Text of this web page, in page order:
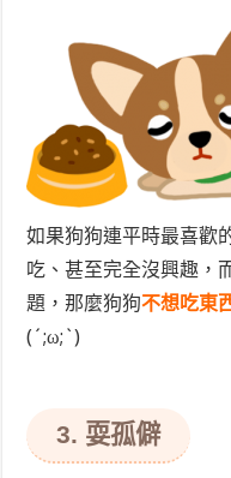
如果狗狗連平時最喜歡
吃、甚至完全沒興趣，
題，那麼狗狗不想吃東
(´;ω;`)
3. 耍孤僻